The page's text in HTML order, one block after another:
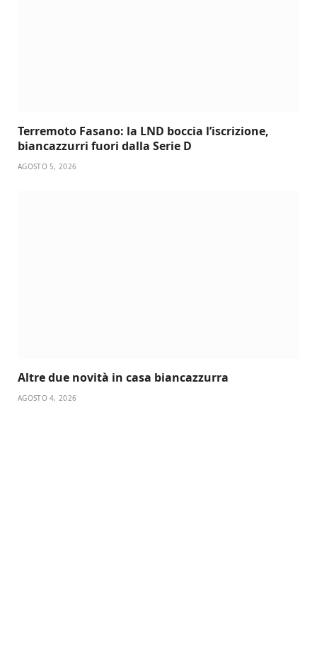
Terremoto Fasano: la LND boccia l’iscrizione,
biancazzurri fuori dalla Serie D
AGOSTO 5, 2026
Altre due novità in casa biancazzurra
AGOSTO 4, 2026